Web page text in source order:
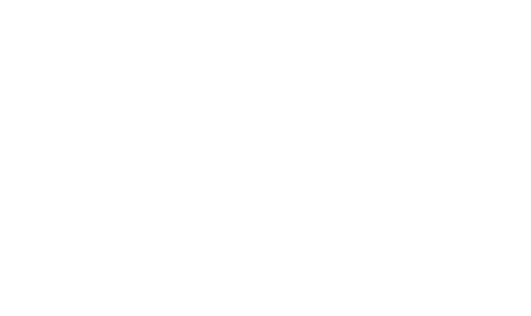
alebo neaktuálne údaje, nahláste zmenu na